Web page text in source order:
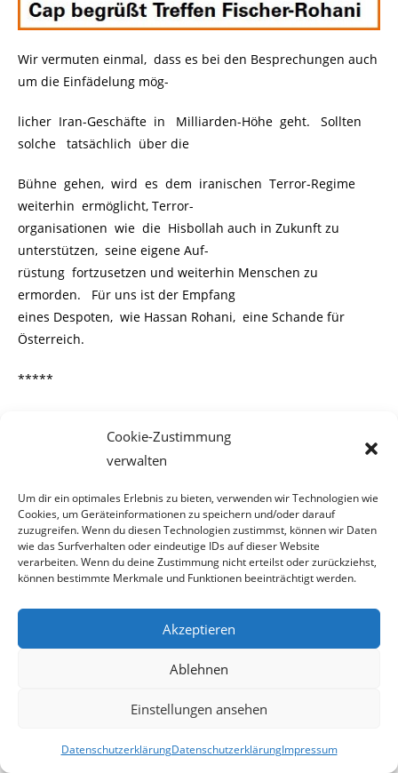
Cookie-Zustimmung
verwalten
Um dir ein optimales Erlebnis zu bieten, verwenden wir Technologien wie
Cookies, um Geräteinformationen zu speichern und/oder darauf
zuzugreifen. Wenn du diesen Technologien zustimmst, können wir Daten
wie das Surfverhalten oder eindeutige IDs auf dieser Website
verarbeiten. Wenn du deine Zustimmung nicht erteilst oder zurückziehst,
können bestimmte Merkmale und Funktionen beeinträchtigt werden.
Akzeptieren
Ablehnen
Einstellungen ansehen
DatenschutzerklärungDatenschutzerklärungImpressum
Wir vermuten einmal, dass es bei den Besprechungen auch
um die Einfädelung mög-
licher Iran-Geschäfte in Milliarden-Höhe geht. Sollten
solche tatsächlich über die
Bühne gehen, wird es dem iranischen Terror-Regime
weiterhin ermöglicht, Terror-
organisationen wie die Hisbollah auch in Zukunft zu
unterstützen, seine eigene Auf-
rüstung fortzusetzen und weiterhin Menschen zu
ermorden. Für uns ist der Empfang
eines Despoten, wie Hassan Rohani, eine Schande für
Österreich.
*****
Selbstdarstellung oder Werbung?
Eine für uns unschlüssige
Presseaussendung
Der Sinn so mancher Presseaussendungen erschließt sich
uns beim besten Willen nicht.